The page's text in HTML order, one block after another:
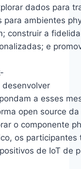
dados para
para ambientes
construir a
e
desenvolver
a esses
open source
o componente
os participantes
de IoT de